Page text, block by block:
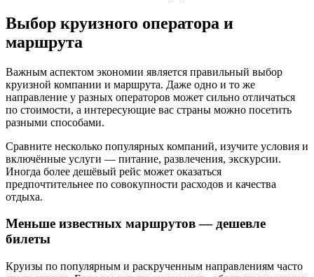
Выбор круизного оператора и
маршрута
Важным аспектом экономии является правильный выбор
круизной компании и маршрута. Даже одно и то же
направление у разных операторов может сильно отличаться
по стоимости, а интересующие вас страны можно посетить
разными способами.
Сравните несколько популярных компаний, изучите условия и
включённые услуги — питание, развлечения, экскурсии.
Иногда более дешёвый рейс может оказаться
предпочтительнее по совокупности расходов и качества
отдыха.
Меньше известных маршрутов — дешевле
билеты
Круизы по популярным и раскрученным направлениям часто